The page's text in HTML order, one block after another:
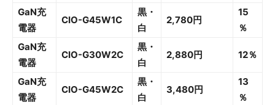
GaN充
電器
CIO-G45W1C
黒・
白
2,780円
15
％
GaN充
電器
CIO-G30W2C
黒・
白
2,880円 12％
GaN充
電器
CIO-G45W2C
黒・
白
3,480円
13
％